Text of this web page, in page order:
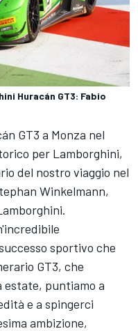
Huracán GT3: Fabio
GT3 a Monza nel
per Lamborghini,
del nostro viaggio nel
Winkelmann,
sportivo che
GT3, che
estate, puntiamo a
e a spingerci
ambizione,